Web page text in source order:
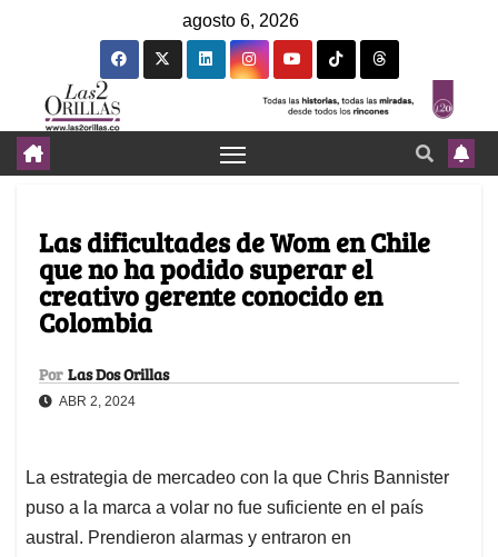
agosto 6, 2026
Las dificultades de Wom en Chile
que no ha podido superar el
creativo gerente conocido en
Colombia
Por Las Dos Orillas
ABR 2, 2024
La estrategia de mercadeo con la que Chris Bannister
puso a la marca a volar no fue suficiente en el país
austral. Prendieron alarmas y entraron en